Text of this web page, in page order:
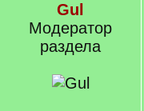
Gul
Модератор
раздела